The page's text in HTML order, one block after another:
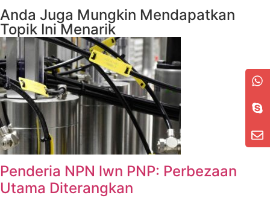
Anda Juga Mungkin Mendapatkan
Topik Ini Menarik
Penderia NPN lwn PNP: Perbezaan
Utama Diterangkan